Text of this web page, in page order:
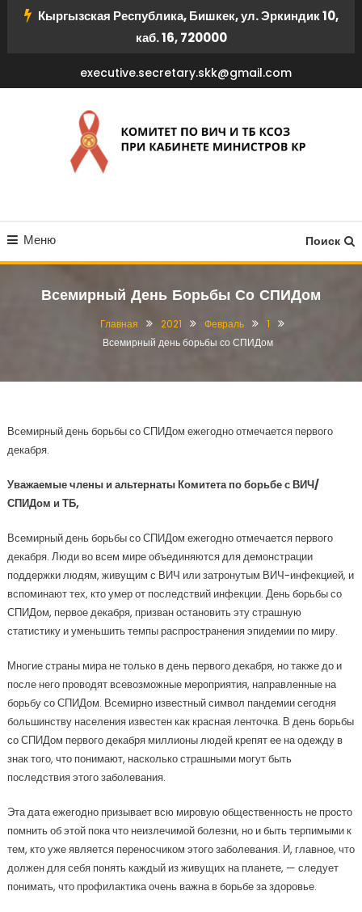
ПерейтиКыргызская Республика, Бишкек, ул. Эркиндик 10,
каб. 16, 720000
executive.secretary.skk@gmail.com
КСОЗ ПРИ КАБИНЕТЕ
МИНИСТРОВ КР
Меню Поиск
Всемирный День Борьбы Со СПИДом
Главная 2021 Февраль
1
Всемирный день борьбы со СПИДом
Всемирный день борьбы со СПИДом ежегодно отмечается первого
декабря.
Уважаемые члены и альтернатыКомитета по борьбе с ВИЧ/
СПИДом и ТБ,
Всемирный день борьбы со СПИДом ежегодно отмечается первого
декабря. Люди во всем мире объединяются для демонстрации
поддержки людям, живущим с ВИЧ или затронутым ВИЧ-инфекцией, и
вспоминают тех, кто умер от последствий инфекции. День борьбы со
СПИДом, первое декабря, призван остановить эту страшную
статистику и уменьшить темпы распространения эпидемии по миру.
Многие страны мира не только в день первого декабря, но также до и
после него проводят всевозможные мероприятия, направленные на
борьбу со СПИДом. Всемирно известный символ пандемии сегодня
большинству населения известен как красная ленточка. В день борьбы
со СПИДом первого декабря миллионы людей крепят ее на одежду в
знак того, что понимают, насколько страшными могут быть
последствия этого заболевания.
Эта дата ежегодно призывает всю мировую общественность не просто
помнить об этой пока что неизлечимой болезни, но и быть терпимыми к
тем, кто уже является переносчиком этого заболевания. И, главное, что
должен для себя понять каждый из живущих на планете, — следует
понимать, что профилактика очень важна в борьбе за здоровье.